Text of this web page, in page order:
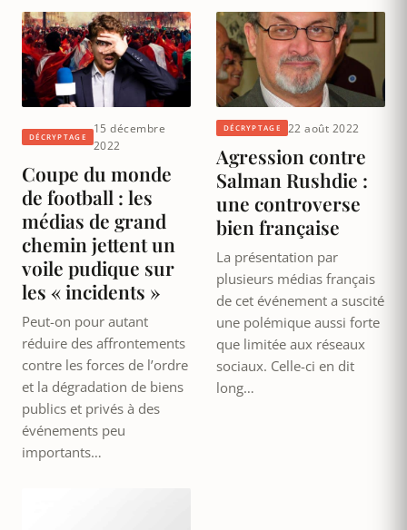
DÉCRYPTAGE
15 décembre
2022
Coupe du monde
de football : les
médias de grand
chemin jettent un
voile pudique sur
les « incidents »
Peut-on pour autant
réduire des affrontements
contre les forces de l’ordre
et la dégradation de biens
publics et privés à des
événements peu
importants…
DÉCRYPTAGE 22 août 2022
Agression contre
Salman Rushdie :
une controverse
bien française
La présentation par
plusieurs médias français
de cet événement a suscité
une polémique aussi forte
que limitée aux réseaux
sociaux. Celle-ci en dit
long…